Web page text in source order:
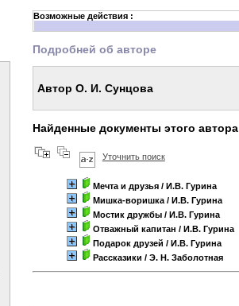
Возможные действия :
Подробней об авторе
Автор О. И. Сунцова
Найденные документы этого автора
Уточнить поиск
Мечта и друзья/ И.В. Гурина
Мишка-воришка/ И.В. Гурина
Мостик дружбы/ И.В. Гурина
Отважный капитан / И.В. Гурина
Подарок друзей / И.В. Гурина
Рассказики / Э. Н. Заболотная